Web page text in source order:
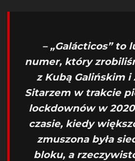
– „Galácticos” to
numer, który
z Kubą Galińskim i
Sitarzem w trakcie
lockdownów w
czasie, kiedy
zmuszona była
bloku, a